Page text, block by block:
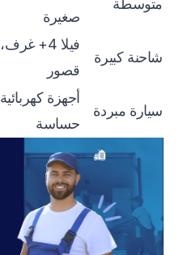
متوسطة
صغيرة
شاحنة كبيرة
فيلا 4+ غرف،
قصور
سيارة مبردة
أجهزة كهربائية
حساسة